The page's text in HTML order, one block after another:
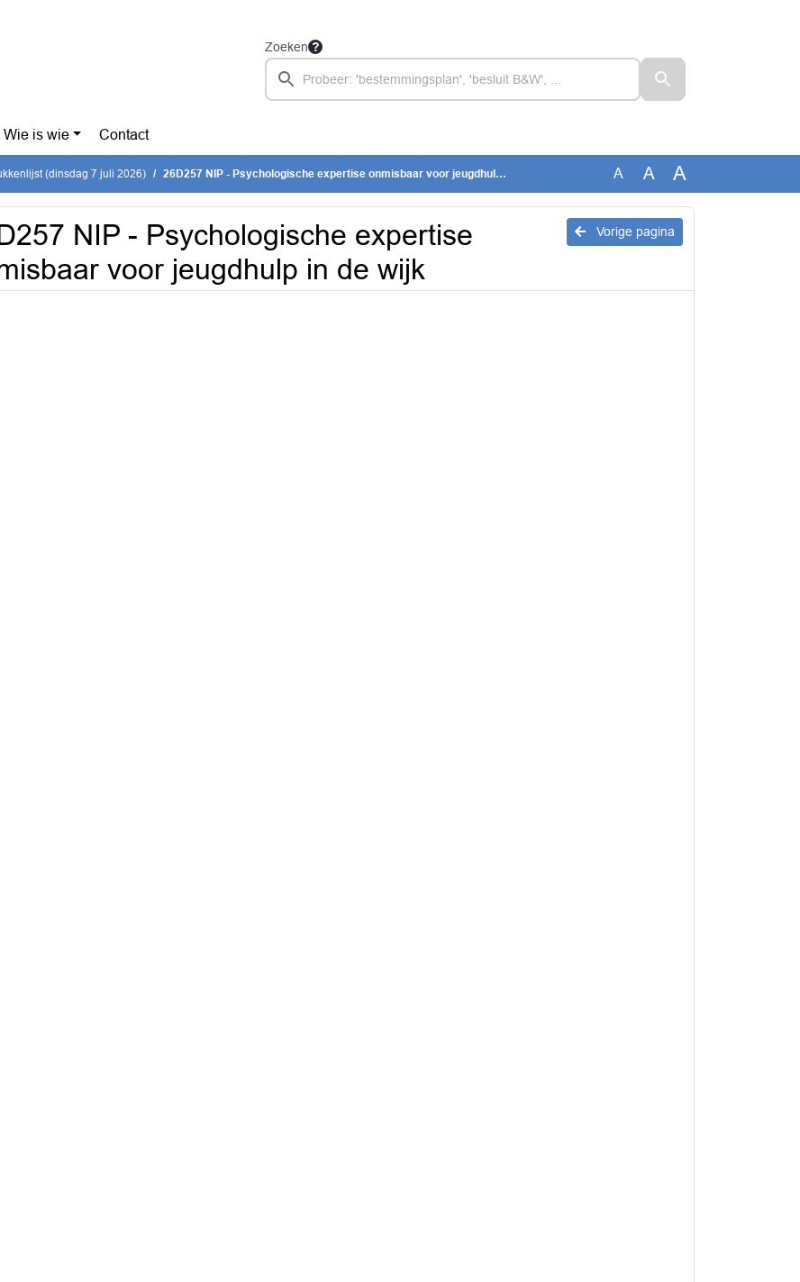
Zoeken
Wie is wie Contact
(dinsdag 7 juli 2026) 26D257 NIP - Psychologische expertise onmisbaar voor jeugdhulp in de wijk A A A
Vorige pagina
NIP - Psychologische expertise
voor jeugdhulp in de wijk